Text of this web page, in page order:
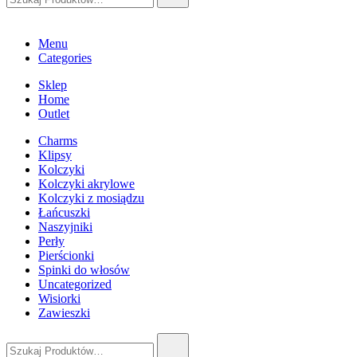
Menu
Categories
Sklep
Home
Outlet
Charms
Klipsy
Kolczyki
Kolczyki akrylowe
Kolczyki z mosiądzu
Łańcuszki
Naszyjniki
Perły
Pierścionki
Spinki do włosów
Uncategorized
Wisiorki
Zawieszki